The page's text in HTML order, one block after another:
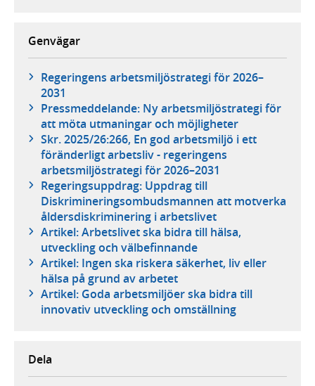
Genvägar
Regeringens arbetsmiljöstrategi för 2026–
2031
Pressmeddelande: Ny arbetsmiljöstrategi för
att möta utmaningar och möjligheter
Skr. 2025/26:266, En god arbetsmiljö i ett
föränderligt arbetsliv - regeringens
arbetsmiljöstrategi för 2026–2031
Regeringsuppdrag: Uppdrag till
Diskrimineringsombudsmannen att motverka
åldersdiskriminering i arbetslivet
Artikel: Arbetslivet ska bidra till hälsa,
utveckling och välbefinnande
Artikel: Ingen ska riskera säkerhet, liv eller
hälsa på grund av arbetet
Artikel: Goda arbetsmiljöer ska bidra till
innovativ utveckling och omställning
Dela